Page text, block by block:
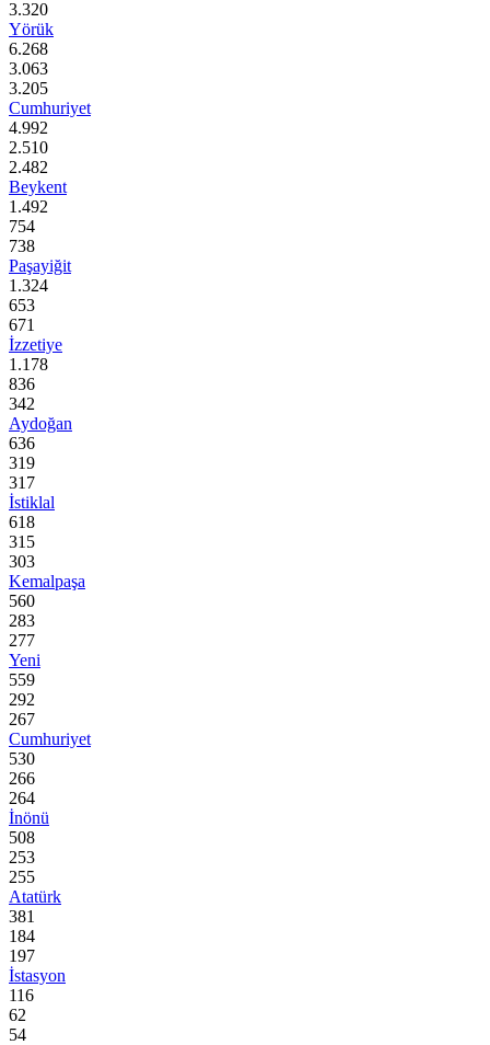
3.320
Yörük
6.268
3.063
3.205
Cumhuriyet
4.992
2.510
2.482
Beykent
1.492
754
738
Paşayiğit
1.324
653
671
İzzetiye
1.178
836
342
Aydoğan
636
319
317
İstiklal
618
315
303
Kemalpaşa
560
283
277
Yeni
559
292
267
Cumhuriyet
530
266
264
İnönü
508
253
255
Atatürk
381
184
197
İstasyon
116
62
54